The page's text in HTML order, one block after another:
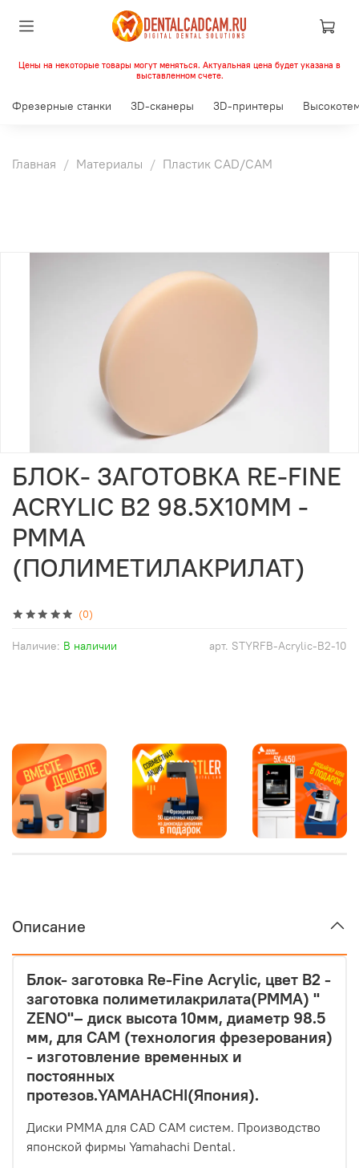
Цены на некоторые товары могут меняться. Актуальная цена будет указана в
выставленном счете.
Фрезерные станки 3D-сканеры 3D-принтеры
Главная Материалы Пластик CAD/CAM
(0)
арт. STYRFB-Acrylic-B2-10
Наличие: В наличии
БЛОК- ЗАГОТОВКА RE-FINE
ACRYLIC B2 98.5Х10ММ -
PMMA
(ПОЛИМЕТИЛАКРИЛАТ)
Описание
Блок- заготовка Re-Fine Acrylic, цвет B2 -
заготовка полиметилакрилата(PMMA) "
ZENO"– диск высота 10мм, диаметр 98.5
мм, для CAM (технология фрезерования)
- изготовление временных и
постоянных
протезов.YAMAHACHI(Япония).
Диски PMMA для CAD CAM систем. Производство
японской фирмы Yamahachi Dental.